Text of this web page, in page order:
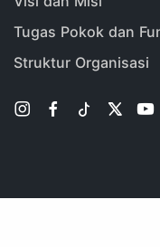
Tugas Pokok dan
Struktur Organisasi